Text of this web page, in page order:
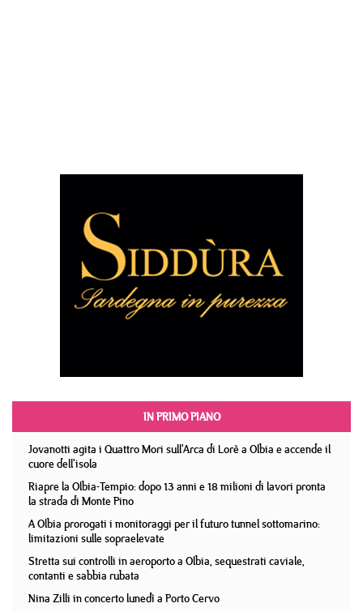
IN PRIMO PIANO
Jovanotti agita i Quattro Mori sull'Arca di Lorè a Olbia e accende il
cuore dell'isola
Riapre la Olbia-Tempio: dopo 13 anni e 18 milioni di lavori pronta
la strada di Monte Pino
A Olbia prorogati i monitoraggi per il futuro tunnel sottomarino:
limitazioni sulle sopraelevate
Stretta sui controlli in aeroporto a Olbia, sequestrati caviale,
contanti e sabbia rubata
Nina Zilli in concerto lunedì a Porto Cervo